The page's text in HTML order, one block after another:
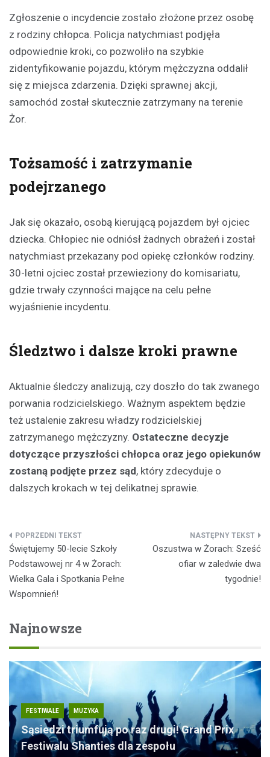
Zgłoszenie o incydencie zostało złożone przez osobę
z rodziny chłopca. Policja natychmiast podjęła
odpowiednie kroki, co pozwoliło na szybkie
zidentyfikowanie pojazdu, którym mężczyzna oddalił
się z miejsca zdarzenia. Dzięki sprawnej akcji,
samochód został skutecznie zatrzymany na terenie
Żor.
Tożsamość i zatrzymanie
podejrzanego
Jak się okazało, osobą kierującą pojazdem był ojciec
dziecka. Chłopiec nie odniósł żadnych obrażeń i został
natychmiast przekazany pod opiekę członków rodziny.
30-letni ojciec został przewieziony do komisariatu,
gdzie trwały czynności mające na celu pełne
wyjaśnienie incydentu.
Śledztwo i dalsze kroki prawne
Aktualnie śledczy analizują, czy doszło do tak zwanego
porwania rodzicielskiego. Ważnym aspektem będzie
też ustalenie zakresu władzy rodzicielskiej
zatrzymanego mężczyzny. Ostateczne decyzje
dotyczące przyszłości chłopca oraz jego opiekunów
zostaną podjęte przez sąd, który zdecyduje o
dalszych krokach w tej delikatnej sprawie.
Nawigacja
wpisu
Świętujemy 50-lecie Szkoły
Podstawowej nr 4 w Żorach:
Wielka Gala i Spotkania Pełne
Wspomnień!
Oszustwa w Żorach: Sześć
ofiar w zaledwie dwa
tygodnie!
Najnowsze
FESTIWALE MUZYKA
Sąsiedzi triumfują po raz drugi! Grand Prix
Festiwalu Shanties dla zespołu